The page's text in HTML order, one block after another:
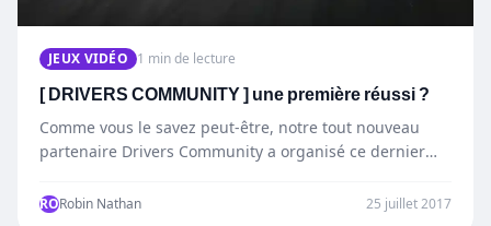
JEUX VIDÉO 1 min de lecture
[ DRIVERS COMMUNITY ] une première réussi ?
Comme vous le savez peut-être, notre tout nouveau
partenaire Drivers Community a organisé ce dernier
RORobin Nathan 25 juillet 2017